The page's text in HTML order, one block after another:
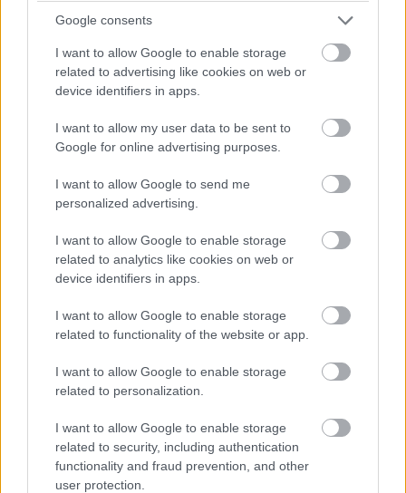
Google consents
I want to allow Google to enable storage
related to advertising like cookies on web or
device identifiers in apps.
I want to allow my user data to be sent to
Google for online advertising purposes.
I want to allow Google to send me
personalized advertising.
I want to allow Google to enable storage
related to analytics like cookies on web or
device identifiers in apps.
I want to allow Google to enable storage
related to functionality of the website or app.
I want to allow Google to enable storage
related to personalization.
I want to allow Google to enable storage
related to security, including authentication
functionality and fraud prevention, and other
user protection.